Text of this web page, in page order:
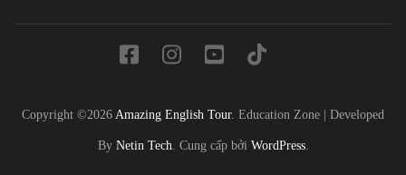
Copyright ©2026 Amazing English Tour. Education Zone | Developed
By Netin Tech . Cung cấp bởi WordPress.